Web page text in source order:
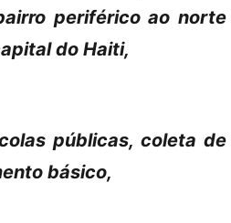
periférico ao norte
do Haiti,
públicas, coleta de
básico,